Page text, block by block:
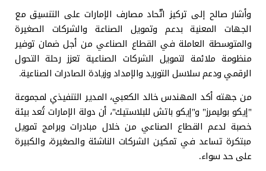
وأشار صالح إلى تركيز اتّحاد مصارف الإمارات على التنسيق مع
الجهات المعنية بدعم وتمويل الصناعة والشركات الصغيرة
والمتوسطة العاملة في القطاع الصناعي من أجل ضمان توفير
منظومة ملائمة لتمويل الشركات الصناعية تعزز رحلة التحول
الرقمي ودعم سلاسل التوريد والإمداد وزيادة الصادرات الصناعية.
من جهته أكد المهندس خالد الكعبي، المدير التنفيذي لمجموعة
"إيكو بوليمرز" و"إيكو باتش للبلاستيك"، أن دولة الإمارات تُعد بيئة
خصبة لدعم القطاع الصناعي من خلال مبادرات وبرامج تمويل
مبتكرة تساعد في تمكين الشركات الناشئة والصغيرة، والكبيرة
على حد سواء.